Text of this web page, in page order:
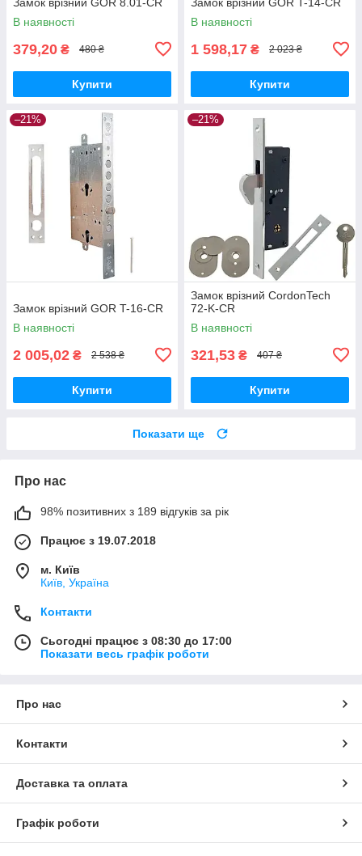
В наявності
379,20 ₴ 480 ₴
Купити
В наявності
1 598,17 ₴ 2 023 ₴
Купити
–21%
Замок врізний GOR T-16-CR
В наявності
2 005,02 ₴ 2 538 ₴
Купити
–21%
Замок врізний CordonTech
72-K-CR
В наявності
321,53 ₴ 407 ₴
Купити
Показати ще
Про нас
98% позитивних з 189 відгуків за рік
Працює з 19.07.2018
м. Київ
Київ, Україна
Контакти
Сьогодні працює з 08:30 до 17:00
Показати весь графік роботи
Про нас
Контакти
Доставка та оплата
Графік роботи